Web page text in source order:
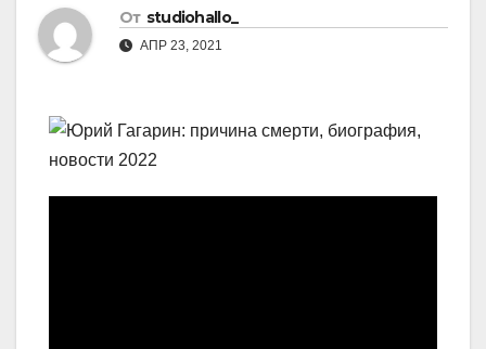
От studiohallo_
АПР 23, 2021